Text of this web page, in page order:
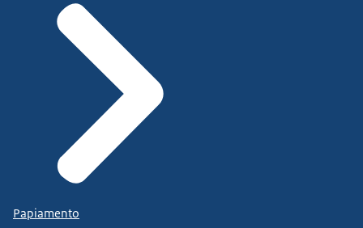
Papiamento